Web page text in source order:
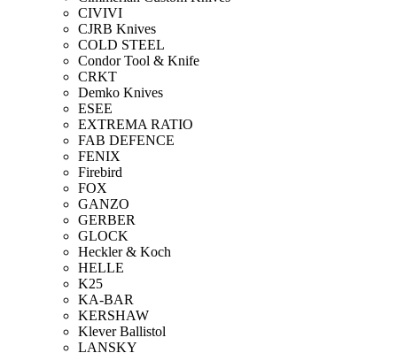
CIVIVI
CJRB Knives
COLD STEEL
Condor Tool & Knife
CRKT
Demko Knives
ESEE
EXTREMA RATIO
FAB DEFENCE
FENIX
Firebird
FOX
GANZO
GERBER
GLOCK
Heckler & Koch
HELLE
K25
KA-BAR
KERSHAW
Klever Ballistol
LANSKY